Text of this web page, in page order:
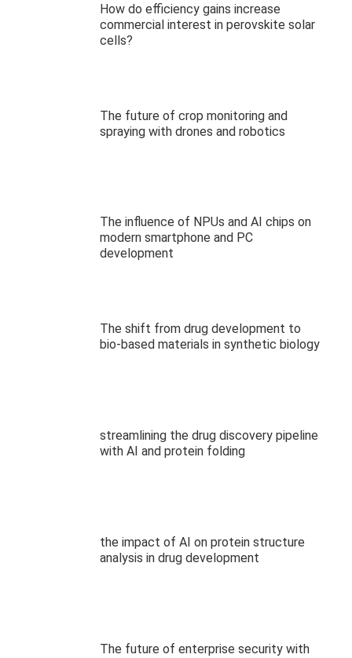
How do efficiency gains increase
commercial interest in perovskite solar
cells?
The future of crop monitoring and
spraying with drones and robotics
The influence of NPUs and AI chips on
modern smartphone and PC
development
The shift from drug development to
bio-based materials in synthetic biology
streamlining the drug discovery pipeline
with AI and protein folding
the impact of AI on protein structure
analysis in drug development
The future of enterprise security with